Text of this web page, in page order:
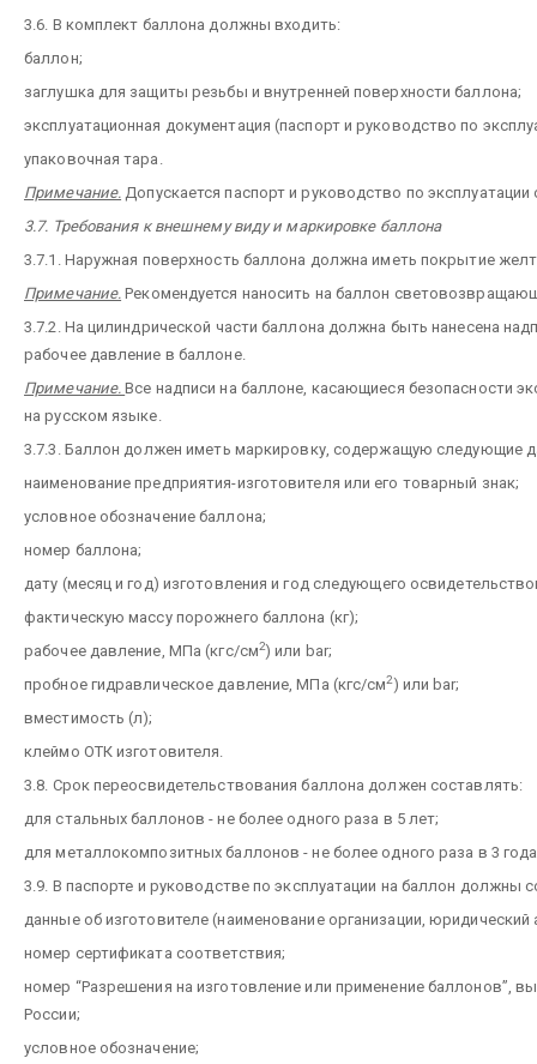
3.6. В комплект баллона должны входить:
баллон;
заглушка для защиты резьбы и внутренней поверхности баллона;
эксплуатационная документация (паспорт и руководство по
упаковочная тара.
Примечание. Допускается паспорт и руководство по
3.7. Требования к внешнему виду и маркировке баллона
3.7.1. Наружная поверхность баллона должна иметь покрытие
Примечание. Рекомендуется наносить на баллон
3.7.2. На цилиндрической части баллона должна быть нанесена
рабочее давление в баллоне.
Примечание.Все надписи на баллоне, касающиеся безопасности
на русском языке.
3.7.3. Баллон должен иметь маркировку, содержащую следующие
наименование предприятия-изготовителя или его товарный знак;
условное обозначение баллона;
номер баллона;
дату (месяц и год) изготовления и год следующего
фактическую массу порожнего баллона (кг);
рабочее давление, МПа (кгс/см2) или bar;
пробное гидравлическое давление, МПа (кгс/см2) или bar;
вместимость (л);
клеймо ОТК изготовителя.
3.8. Срок переосвидетельствования баллона должен составлять:
для стальных баллонов - не более одного раза в 5 лет;
для металлокомпозитных баллонов - не более одного раза в 3
3.9. В паспорте и руководстве по эксплуатации на баллон должны
данные об изготовителе (наименование организации,
номер сертификата соответствия;
номер “Разрешения на изготовление или применение баллонов”,
России;
условное обозначение;